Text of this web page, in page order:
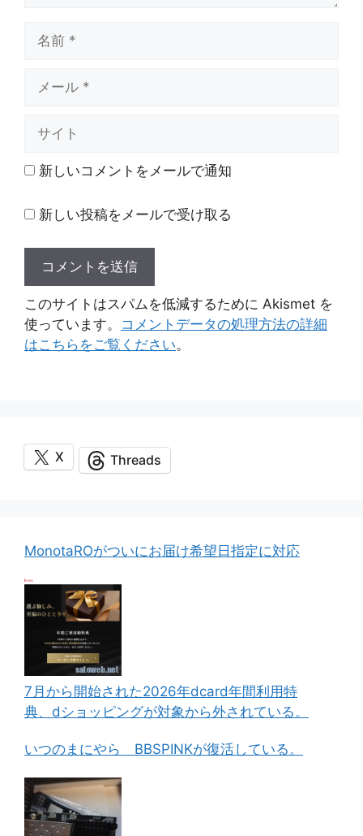
ト 新しいコメントをメールで通知
新しい投稿をメールで受け取る
このサイトはスパムを低減するために Akismet を
使っています。 コメントデータの処理方法の詳細
はこちらをご覧ください。
X Threads
MonotaROがついにお届け希望日指定に対応
7月から開始された2026年dcard年間利用特
典、dショッピングが対象から外されている。
いつのまにやら BBSPINKが復活している。